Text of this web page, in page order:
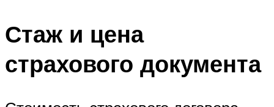
Стаж и цена
страхового документа